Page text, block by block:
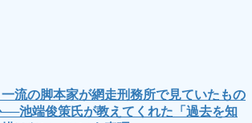
一流の脚本家が網走刑務所で見ていたもの
池端俊策氏が教えてくれた「過去を知